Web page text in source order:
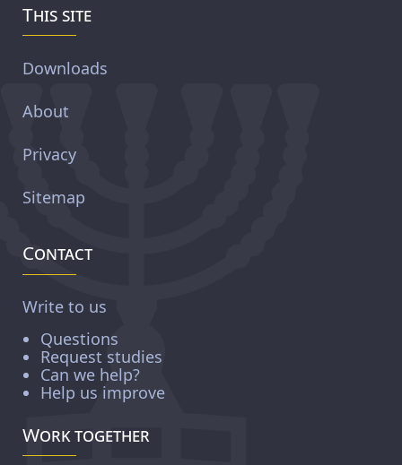
This site
Downloads
About
Privacy
Sitemap
Contact
Write to us
Questions
Request studies
Can we help?
Help us improve
Work together